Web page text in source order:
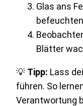
Glas ans
Blätter
💡 Tipp: Lass
führen. So
Verantwortung